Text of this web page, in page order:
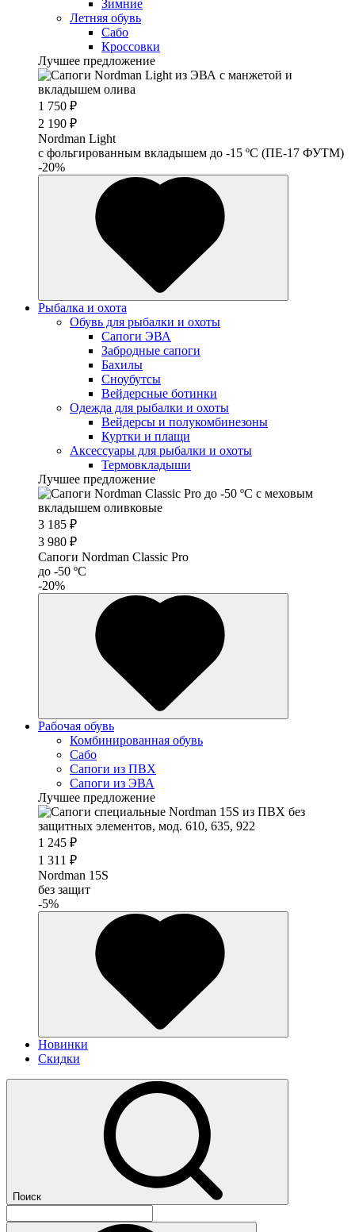
Зимние
Летняя обувь
Сабо
Кроссовки
Лучшее предложение
1 750 ₽
2 190 ₽
Nordman Light
c фольгированным вкладышем до -15 ºС (ПЕ-17 ФУТМ)
-20%
Рыбалка и охота
Обувь для рыбалки и охоты
Сапоги ЭВА
Забродные сапоги
Бахилы
Сноубутсы
Вейдерсные ботинки
Одежда для рыбалки и охоты
Вейдерсы и полукомбинезоны
Куртки и плащи
Аксессуары для рыбалки и охоты
Термовкладыши
Лучшее предложение
3 185 ₽
3 980 ₽
Сапоги Nordman Classic Pro
до -50 ºС
-20%
Рабочая обувь
Комбинированная обувь
Сабо
Сапоги из ПВХ
Сапоги из ЭВА
Лучшее предложение
1 245 ₽
1 311 ₽
Nordman 15S
без защит
-5%
Новинки
Скидки
Поиск